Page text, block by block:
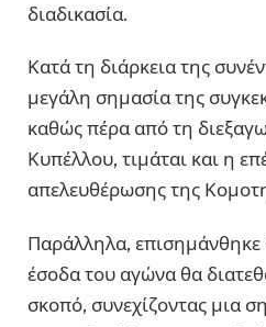
διαδικασία.
Κατά τη διάρκεια της
μεγάλη σημασία της
καθώς πέρα από τη
Κυπέλλου, τιμάται και η
απελευθέρωσης της
Παράλληλα, επισημάνθηκε
έσοδα του αγώνα θα
σκοπό, συνεχίζοντας μια